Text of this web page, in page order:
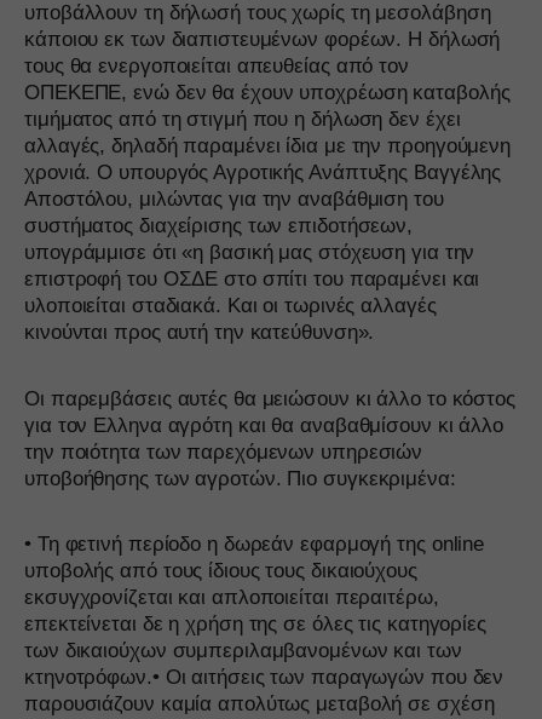
υποβάλλουν τη δήλωσή τους χωρίς τη μεσολάβηση
κάποιου εκ των διαπιστευμένων φορέων. Η δήλωσή
τους θα ενεργοποιείται απευθείας από τον
ΟΠΕΚΕΠΕ, ενώ δεν θα έχουν υποχρέωση καταβολής
τιμήματος από τη στιγμή που η δήλωση δεν έχει
αλλαγές, δηλαδή παραμένει ίδια με την προηγούμενη
χρονιά. Ο υπουργός Αγροτικής Ανάπτυξης Βαγγέλης
Αποστόλου, μιλώντας για την αναβάθμιση του
συστήματος διαχείρισης των επιδοτήσεων,
υπογράμμισε ότι «η βασική μας στόχευση για την
επιστροφή του ΟΣΔΕ στο σπίτι του παραμένει και
υλοποιείται σταδιακά. Και οι τωρινές αλλαγές
κινούνται προς αυτή την κατεύθυνση».
Οι παρεμβάσεις αυτές θα μειώσουν κι άλλο το κόστος
για τον Ελληνα αγρότη και θα αναβαθμίσουν κι άλλο
την ποιότητα των παρεχόμενων υπηρεσιών
υποβοήθησης των αγροτών. Πιο συγκεκριμένα:
• Τη φετινή περίοδο η δωρεάν εφαρμογή της online
υποβολής από τους ίδιους τους δικαιούχους
εκσυγχρονίζεται και απλοποιείται περαιτέρω,
επεκτείνεται δε η χρήση της σε όλες τις κατηγορίες
των δικαιούχων συμπεριλαμβανομένων και των
κτηνοτρόφων.• Οι αιτήσεις των παραγωγών που δεν
παρουσιάζουν καμία απολύτως μεταβολή σε σχέση